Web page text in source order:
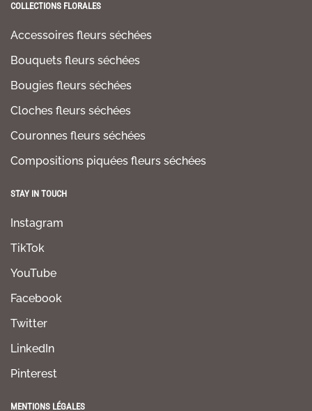
COLLECTIONS FLORALES
Accessoires fleurs séchées
Bouquets fleurs séchées
Bougies fleurs séchées
Cloches fleurs séchées
Couronnes fleurs séchées
Compositions piquées fleurs séchées
STAY IN TOUCH
Instagram
TikTok
YouTube
Facebook
Twitter
LinkedIn
Pinterest
MENTIONS LÉGALES